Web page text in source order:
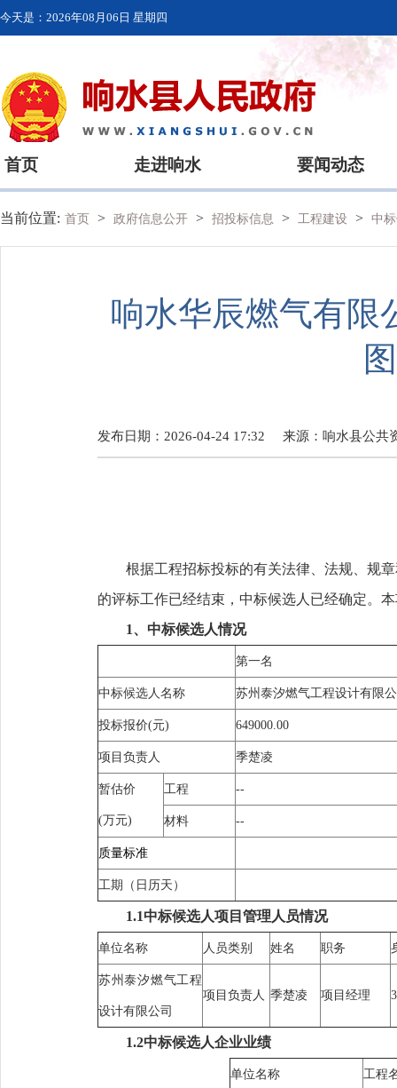
今天是： 2026年08月06日 星期四
首页 走进响水 要闻动态
当前位置: 首页 > 政府信息公开 > 招投标信息 > 工程建设 > 中
响水华辰燃气有限
发布日期：2026-04-24 17:32 来源： 响水县公共
根据工程招标投标的有关法律、法规、规
的评标工作已经结束，中标候选人已经确定。
1、 中标候选人情况
第一名
中标候选人名称 苏州泰汐燃气工程设计有限
投标报价(元) 649000.00
项目负责人 季楚凌
暂估价
(万元)
工程 --
材料 --
质量标准
工期（日历天）
1.1中标候选人项目管理人员情况
单位名称 人员类别 姓名 职务
苏州泰汐燃气工程
设计有限公司
项目负责人 季楚凌 项目经理
1.2中标候选人企业业绩
单位名称 工程